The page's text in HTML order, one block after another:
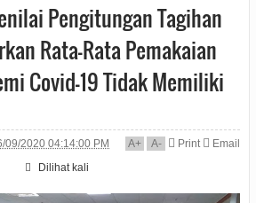
Pengitungan Tagihan
Rata-Rata Pemakaian
Covid-19 Tidak Memiliki
09/2020 04:14:00 PM A+ A- Print
Email
Dilihat kali